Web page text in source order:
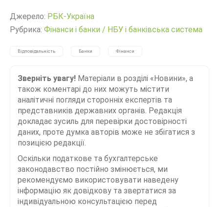
Джерело: РБК-Україна
Рубрика: Фінанси і банки / НБУ і банківська система
Відповідальність Банки Фінанси
Зверніть увагу! Матеріали в розділі «Новини», а
також коментарі до них можуть містити
аналітичні погляди сторонніх експертів та
представників державних органів. Редакція
докладає зусиль для перевірки достовірності
даних, проте думка авторів може не збігатися з
позицією редакції.
Оскільки податкове та бухгалтерське
законодавство постійно змінюється, ми
рекомендуємо використовувати наведену
інформацію як довідкову та звертатися за
індивідуальною консультацією перед